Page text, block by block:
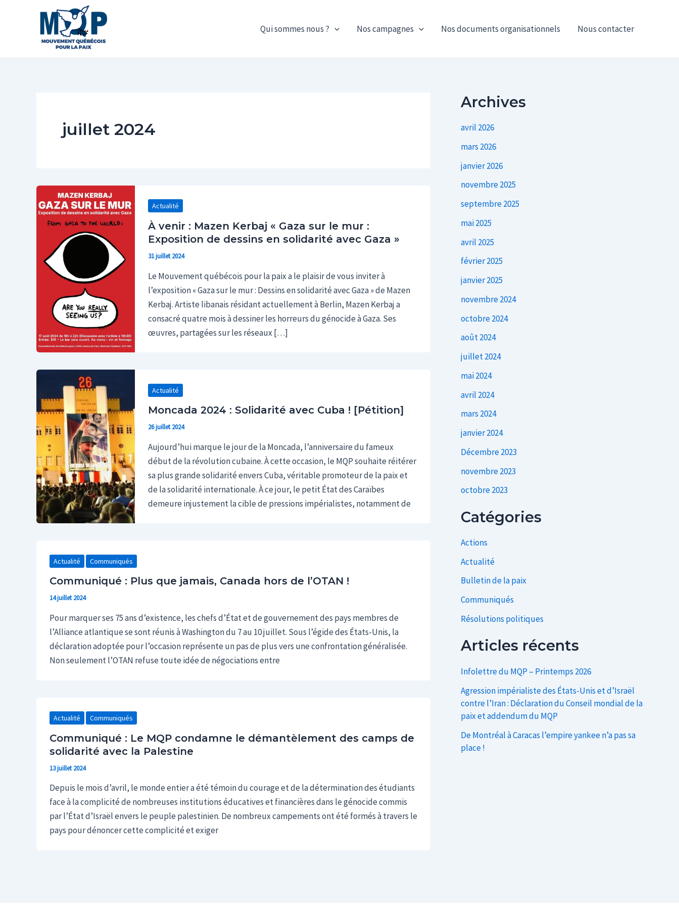
Qui sommes nous ? Nos campagnes Nos documents organisationnels Nous contacter
juillet 2024
Actualité
À venir : Mazen Kerbaj « Gaza sur le mur :
Exposition de dessins en solidarité avec Gaza »
31 juillet 2024
Le Mouvement québécois pour la paix a le plaisir de vous inviter à
l’exposition « Gaza sur le mur : Dessins en solidarité avec Gaza » de Mazen
Kerbaj. Artiste libanais résidant actuellement à Berlin, Mazen Kerbaj a
consacré quatre mois à dessiner les horreurs du génocide à Gaza. Ses
œuvres, partagées sur les réseaux […]
Actualité
Moncada 2024 : Solidarité avec Cuba ! [Pétition]
26 juillet 2024
Aujourd’hui marque le jour de la Moncada, l’anniversaire du fameux
début de la révolution cubaine. À cette occasion, le MQP souhaite réitérer
sa plus grande solidarité envers Cuba, véritable promoteur de la paix et
de la solidarité internationale. À ce jour, le petit État des Caraïbes
demeure injustement la cible de pressions impérialistes, notamment de
Actualité Communiqués
Communiqué : Plus que jamais, Canada hors de l’OTAN !
14 juillet 2024
Pour marquer ses 75 ans d’existence, les chefs d’État et de gouvernement des pays membres de
l’Alliance atlantique se sont réunis à Washington du 7 au 10 juillet. Sous l’égide des États-Unis, la
déclaration adoptée pour l’occasion représente un pas de plus vers une confrontation généralisée.
Non seulement l’OTAN refuse toute idée de négociations entre
Actualité Communiqués
Communiqué : Le MQP condamne le démantèlement des camps de
solidarité avec la Palestine
13 juillet 2024
Depuis le mois d’avril, le monde entier a été témoin du courage et de la détermination des étudiants
face à la complicité de nombreuses institutions éducatives et financières dans le génocide commis
par l’État d’Israël envers le peuple palestinien. De nombreux campements ont été formés à travers le
pays pour dénoncer cette complicité et exiger
Archives
avril 2026
mars 2026
janvier 2026
novembre 2025
septembre 2025
mai 2025
avril 2025
février 2025
janvier 2025
novembre 2024
octobre 2024
août 2024
juillet 2024
mai 2024
avril 2024
mars 2024
janvier 2024
Décembre 2023
novembre 2023
octobre 2023
Catégories
Actions
Actualité
Bulletin de la paix
Communiqués
Résolutions politiques
Articles récents
Infolettre du MQP – Printemps 2026
Agression impérialiste des États-Unis et d’Israël
contre l’Iran : Déclaration du Conseil mondial de la
paix et addendum du MQP
De Montréal à Caracas l’empire yankee n’a pas sa
place !